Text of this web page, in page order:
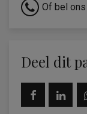
Of bel
Deel dit